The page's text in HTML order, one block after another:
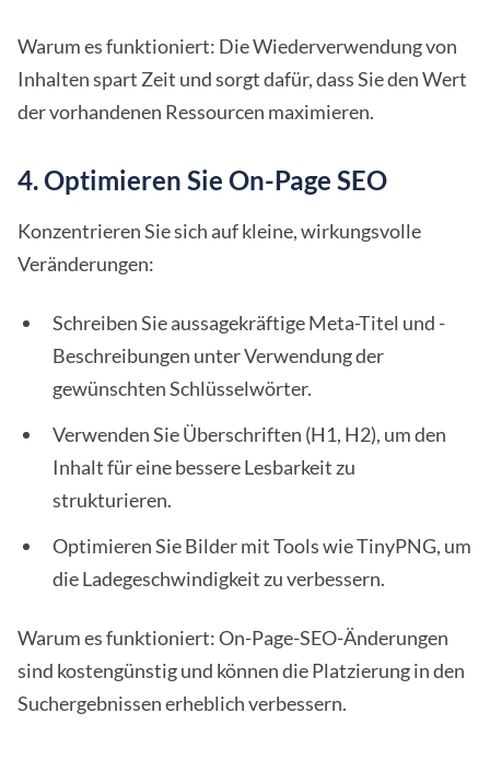
Warum es funktioniert: Die Wiederverwendung von
Inhalten spart Zeit und sorgt dafür, dass Sie den Wert
der vorhandenen Ressourcen maximieren.
4. Optimieren Sie On-Page SEO
Konzentrieren Sie sich auf kleine, wirkungsvolle
Veränderungen:
Schreiben Sie aussagekräftige Meta-Titel und -
Beschreibungen unter Verwendung der
gewünschten Schlüsselwörter.
Verwenden Sie Überschriften (H1, H2), um den
Inhalt für eine bessere Lesbarkeit zu
strukturieren.
Optimieren Sie Bilder mit Tools wie TinyPNG, um
die Ladegeschwindigkeit zu verbessern.
Warum es funktioniert: On-Page-SEO-Änderungen
sind kostengünstig und können die Platzierung in den
Suchergebnissen erheblich verbessern.